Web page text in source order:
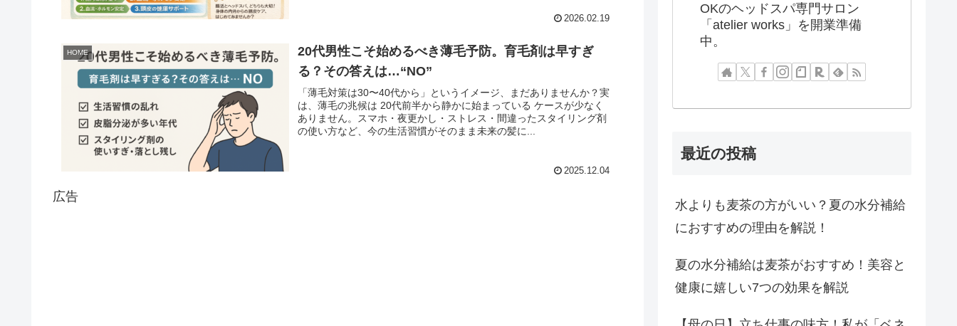
2026.02.19
HOME
20代男性こそ始めるべき薄毛予防。育毛剤は早すぎ
る？その答えは…“NO”
「薄毛対策は30〜40代から」というイメージ、まだありませんか？実
は、薄毛の兆候は 20代前半から静かに始まっている ケースが少なく
ありません。スマホ・夜更かし・ストレス・間違ったスタイリング剤
の使い方など、今の生活習慣がそのまま未来の髪に...
2025.12.04
広告
OKのヘッドスパ専門サロン
「atelier works」を開業準備
中。
最近の投稿
水よりも麦茶の方がいい？夏の水分補給
におすすめの理由を解説！
夏の水分補給は麦茶がおすすめ！美容と
健康に嬉しい7つの効果を解説